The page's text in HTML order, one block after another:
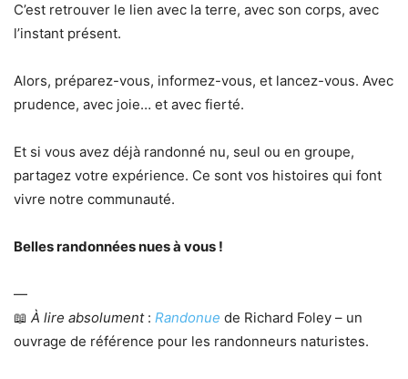
C’est retrouver le lien avec la terre, avec son corps, avec
l’instant présent.
Alors, préparez-vous, informez-vous, et lancez-vous. Avec
prudence, avec joie… et avec fierté.
Et si vous avez déjà randonné nu, seul ou en groupe,
partagez votre expérience. Ce sont vos histoires qui font
vivre notre communauté.
Belles randonnées nues à vous !
—
📖 À lire absolument: Randonue de Richard Foley – un
ouvrage de référence pour les randonneurs naturistes.